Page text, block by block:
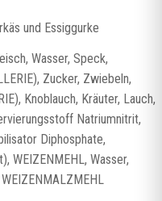
und Essiggurke
Wasser, Speck,
Zucker, Zwiebeln,
Knoblauch, Kräuter, Lauch,
Natriumnitrit,
Diphosphate,
WEIZENMEHL, Wasser,